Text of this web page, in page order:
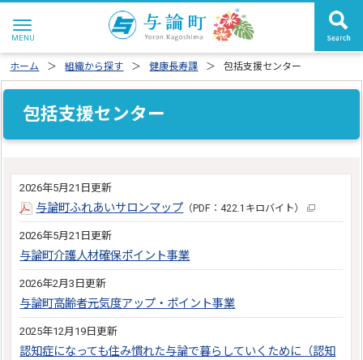
ホーム 組織から探す 健康長寿課 包括支援センター
包括支援センター
2026年5月21日更新
与論町ふれあいサロンマップ （PDF：422.1キロバイト）
2026年5月21日更新
与論町介護人材確保ポイント事業
2026年2月3日更新
与論町高齢者元気度アップ・ポイント事業
2025年12月19日更新
認知症になっても住み慣れた与論で暮らしていくために（認知